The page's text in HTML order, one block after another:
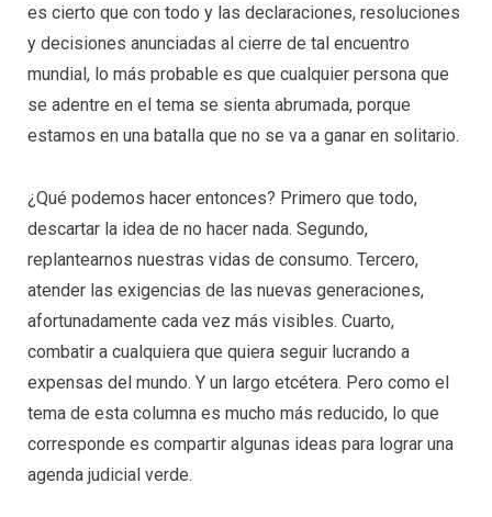
es cierto que con todo y las declaraciones, resoluciones
y decisiones anunciadas al cierre de tal encuentro
mundial, lo más probable es que cualquier persona que
se adentre en el tema se sienta abrumada, porque
estamos en una batalla que no se va a ganar en solitario.
¿Qué podemos hacer entonces? Primero que todo,
descartar la idea de no hacer nada. Segundo,
replantearnos nuestras vidas de consumo. Tercero,
atender las exigencias de las nuevas generaciones,
afortunadamente cada vez más visibles. Cuarto,
combatir a cualquiera que quiera seguir lucrando a
expensas del mundo. Y un largo etcétera. Pero como el
tema de esta columna es mucho más reducido, lo que
corresponde es compartir algunas ideas para lograr una
agenda judicial verde.